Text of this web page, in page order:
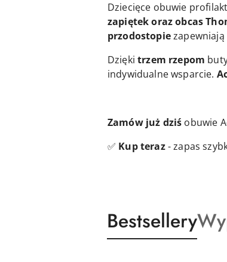
Dziecięce obuwie
zapiętek oraz obcas
przodostopiezapewniają
Dziękitrzem rzepom
indywidualne wsparcie.
Zamów już dziś obuwie
✅ Kup teraz- zapas
Pomiń karuzelę produktów
Produkty
o
Bestsellery
o